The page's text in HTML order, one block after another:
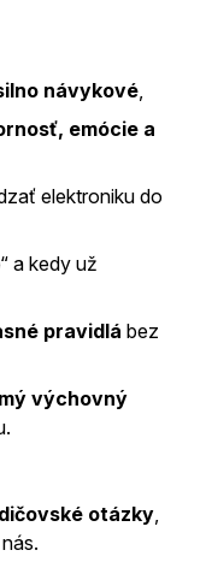
návykové,
emócie a
elektroniku do
a kedy už
pravidlá bez
výchovný
otázky,